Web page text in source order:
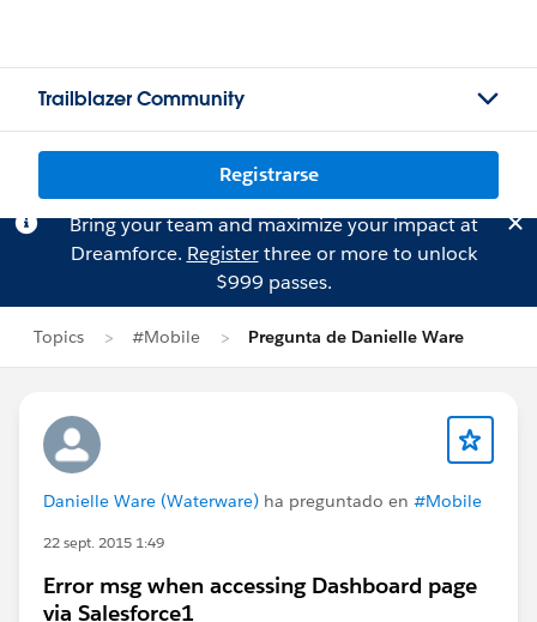
Trailblazer Community
Registrarse
Bring your team and maximize your impact at
Dreamforce. Registerthree or more to unlock
$999 passes.
Topics #Mobile Pregunta de Danielle Ware
Danielle Ware (Waterware) ha preguntado en #Mobile
22 sept. 2015 1:49
Error msg when accessing Dashboard page
via Salesforce1